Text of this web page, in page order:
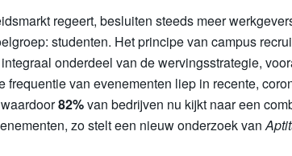
regeert, besluiten steeds meer
studenten. Het principe van campus
onderdeel van de wervingsstrategie,
frequentie van evenementen liep in recente,
82%van bedrijven nu kijkt naar een
zo stelt een nieuw onderzoek van